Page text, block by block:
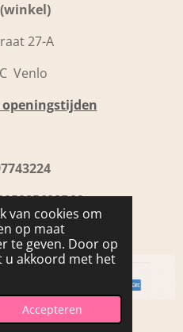
van cookies om
op maat
te geven. Door op
u akkoord met het
Accepteren
27-A
Venlo
9867 92
& Fashion